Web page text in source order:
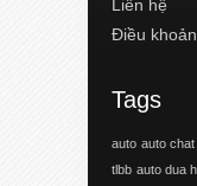
Liên hệ
Điều
Tags
auto auto chat
tlbb auto dua